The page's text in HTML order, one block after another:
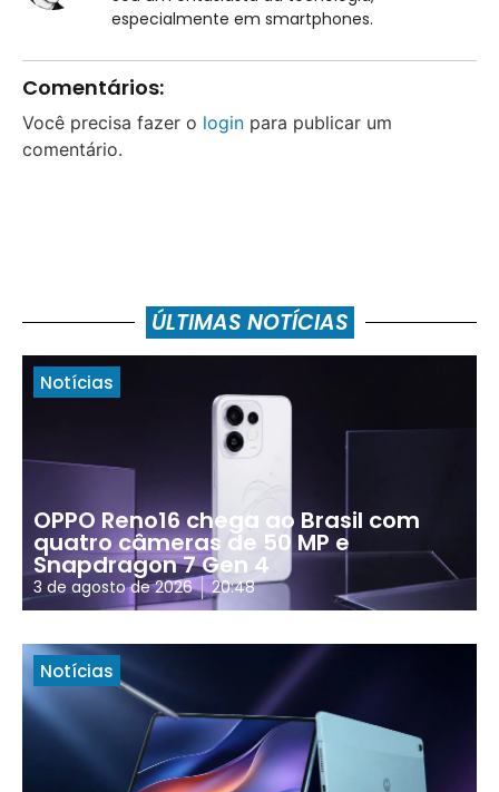
especialmente em smartphones.
Comentários:
Você precisa fazer o login para publicar um
comentário.
ÚLTIMAS NOTÍCIAS
Notícias
OPPO Reno16 chega ao Brasil com
quatro câmeras de 50 MP e
Snapdragon 7 Gen 4
3 de agosto de 2026 20:48
Notícias